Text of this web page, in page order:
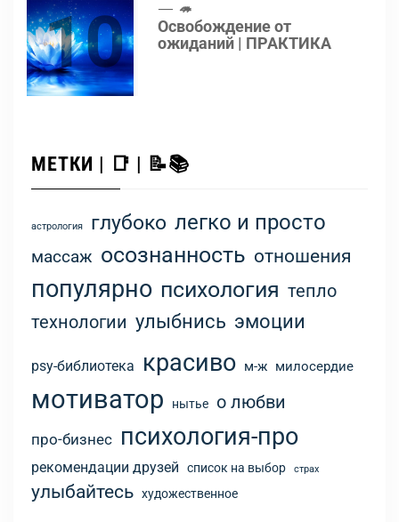
10 🦔
Освобождение от
ожиданий | ПРАКТИКА
МЕТКИ | 📑 | 📝📚
астрология глубоко легко и просто
массаж осознанность отношения
популярно психология тепло
технологии улыбнись эмоции
psy-библиотека красиво м-ж милосердие
мотиватор нытье о любви
про-бизнес психология-про
рекомендации друзей список на выбор страх
улыбайтесь художественное